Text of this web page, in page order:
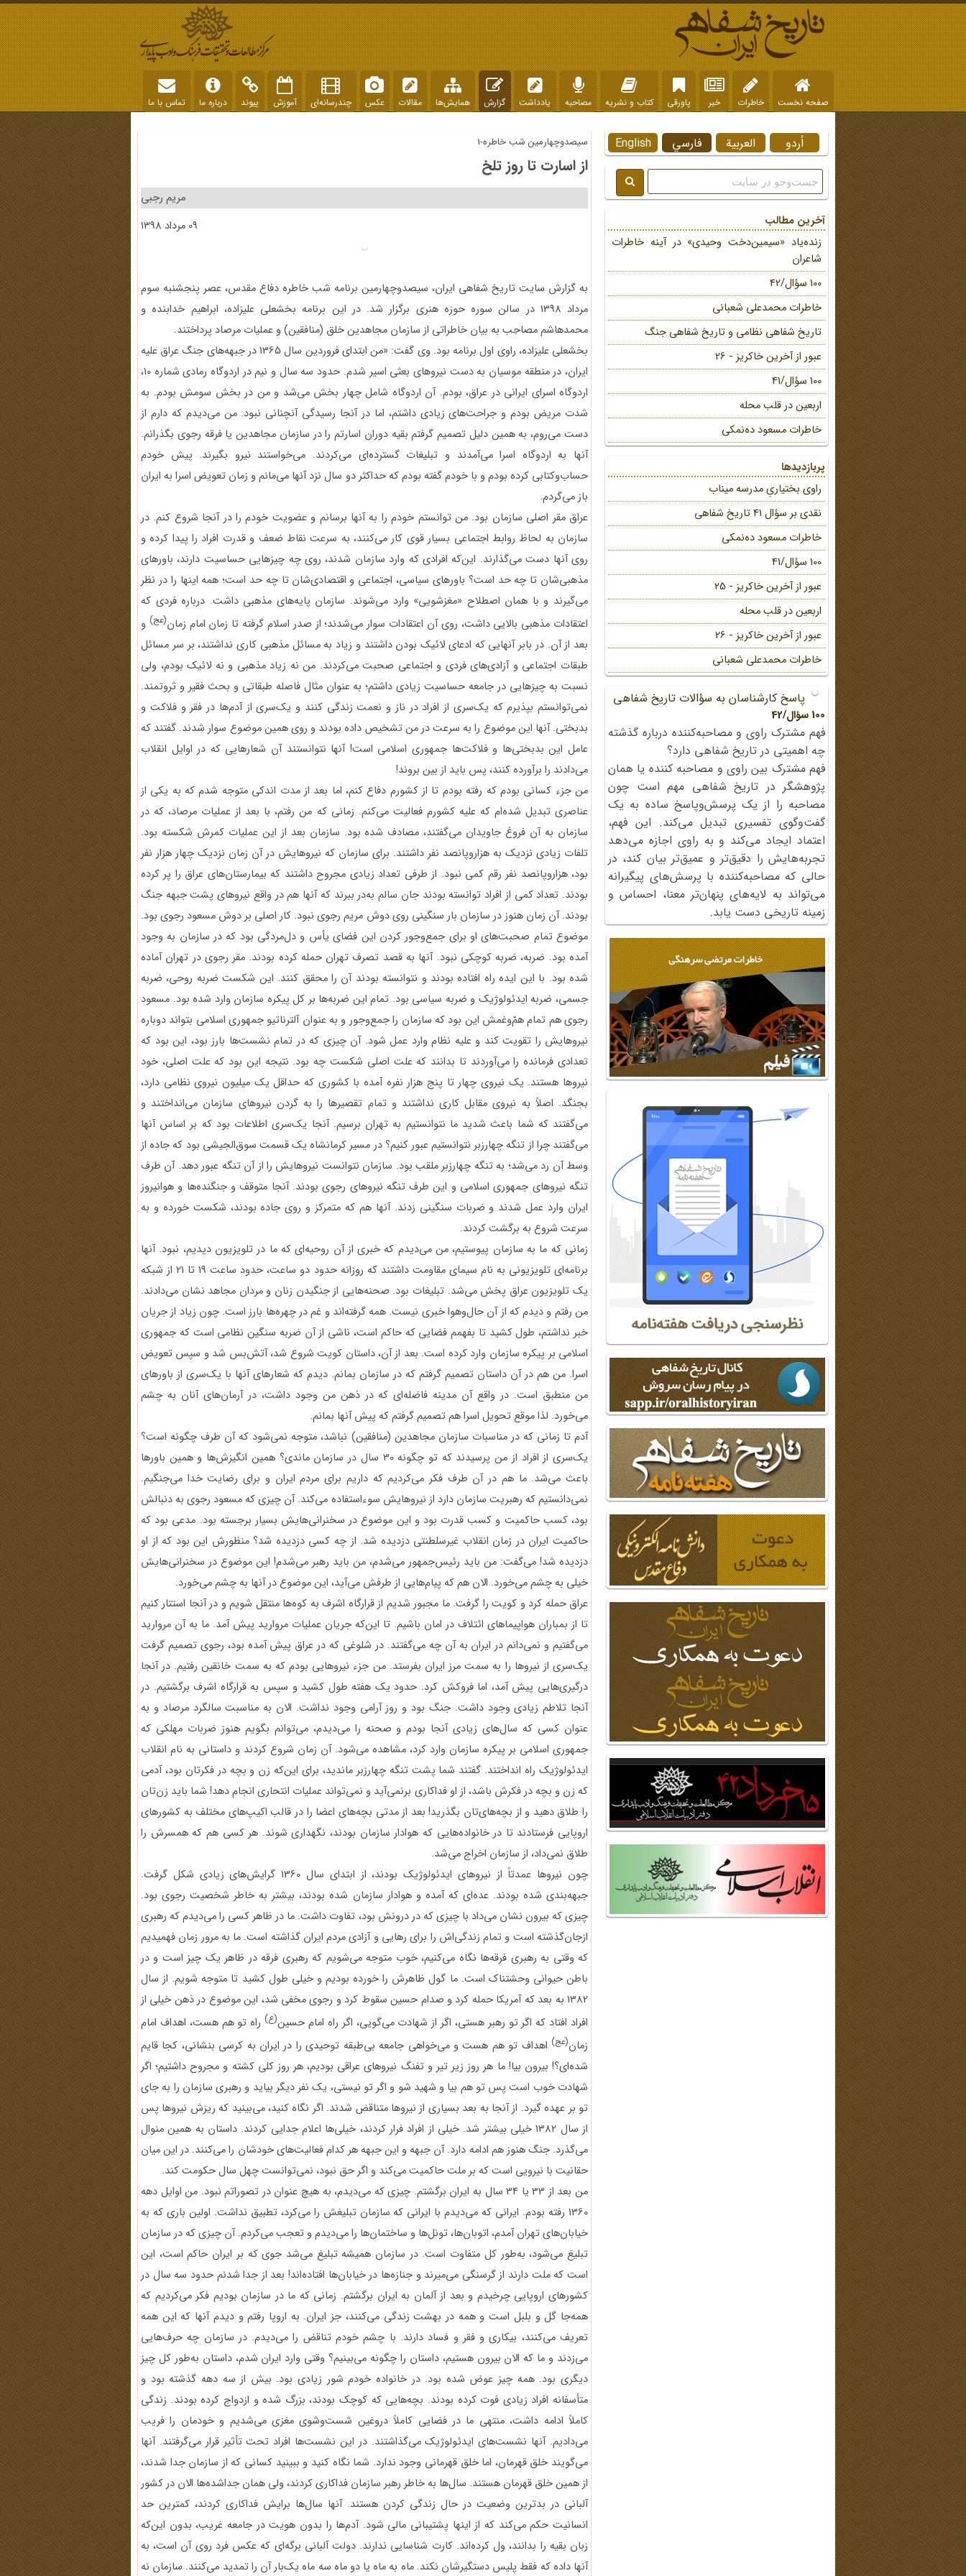
صفحه نخست خاطرات خبر پاورقی کتاب و نشریه مصاحبه یادداشت گزارش همایش‌ها مقالات عکس چندرسانه‌ای آموزش پیوند درباره ما تماس با ما
سیصدوچهارمین شب خاطره-1
از اسارت تا روز تلخ
مریم رجبی
09 مرداد 1398
به گزارش سایت تاریخ شفاهی ایران، سیصدوچهارمین برنامه شب خاطره دفاع مقدس، عصر پنجشنبه سوم
مرداد 1398 در سالن سوره حوزه هنری برگزار شد. در این برنامه بخشعلی علیزاده، ابراهیم خدابنده و
محمدهاشم مصاحِب به بیان خاطراتی از سازمان مجاهدین خلق (منافقین) و عملیات مرصاد پرداختند.
بخشعلی علیزاده، راوی اول برنامه بود. وی گفت: «من ابتدای فروردین سال 1365 در جبهه‌های جنگ عراق علیه
ایران، در منطقه موسیان به دست نیروهای بعثی اسیر شدم. حدود سه‌ سال ‌و نیم در اردوگاه رمادی شماره 10،
اردوگاه اسرای ایرانی در عراق، بودم. آن اردوگاه شامل چهار بخش می‌شد و من در بخش سومش بودم. به
شدت مریض بودم و جراحت‌های زیادی داشتم، اما در آنجا رسیدگی آنچنانی نبود. من می‌دیدم که دارم از
دست می‌روم، به همین دلیل تصمیم گرفتم بقیه دوران اسارتم را در سازمان مجاهدین یا فرقه رجوی بگذرانم.
آنها به اردوگاه اسرا می‌آمدند و تبلیغات گسترده‌ای می‌کردند. می‌خواستند نیرو بگیرند. پیش خودم
حساب‌وکتابی کرده بودم و با خودم گفته بودم که حداکثر دو سال نزد آنها می‌مانم و زمان تعویض اسرا به ایران
باز می‌گردم.
عراق مقر اصلی سازمان بود. من توانستم خودم را به آنها برسانم و عضویت خودم را در آنجا شروع کنم. در
سازمان به لحاظ روابط اجتماعی بسیار قوی کار می‌کنند، به سرعت نقاط ضعف و قدرت افراد را پیدا کرده و
روی آنها دست می‌گذارند. این‌که افرادی که وارد سازمان شدند، روی چه چیزهایی حساسیت دارند، باورهای
مذهبی‌شان تا چه حد است؟ باورهای سیاسی، اجتماعی و اقتصادی‌شان تا چه حد است؛ همه اینها را در نظر
می‌گیرند و با همان اصطلاح «مغزشویی» وارد می‌شوند. سازمان پایه‌های مذهبی داشت. درباره فردی که
اعتقادات مذهبی بالایی داشت، روی آن اعتقادات سوار می‌شدند؛ از صدر اسلام گرفته تا زمان امام زمان(عج) و
بعد از آن. در بابر آنهایی که ادعای لائیک بودن داشتند و زیاد به مسائل مذهبی کاری نداشتند، بر سر مسائل
طبقات اجتماعی و آزادی‌های فردی و اجتماعی صحبت می‌کردند. من نه زیاد مذهبی و نه لائیک بودم، ولی
نسبت به چیزهایی در جامعه حساسیت زیادی داشتم؛ به عنوان مثال فاصله طبقاتی و بحث فقیر و ثروتمند.
نمی‌توانستم بپذیرم که یک‌سری از افراد در ناز و نعمت زندگی کنند و یک‌سری از آدم‌ها در فقر و فلاکت و
بدبختی. آنها این موضوع را به سرعت در من تشخیص داده بودند و روی همین موضوع سوار شدند. گفتند که
عامل این بدبختی‌ها و فلاکت‌ها جمهوری اسلامی است! آنها نتوانستند آن شعارهایی که در اوایل انقلاب
می‌دادند را برآورده کنند، پس باید از بین بروند!
من جزء کسانی بودم که رفته بودم تا از کشورم دفاع کنم، اما بعد از مدت اندکی متوجه شدم که به یکی از
عناصری تبدیل شده‌ام که علیه کشورم فعالیت می‌کنم. زمانی که من رفتم، با بعد از عملیات مرصاد، که در
سازمان به آن فروغ جاویدان می‌گفتند، مصادف شده بود. سازمان بعد از این عملیات کمرش شکسته بود.
تلفات زیادی نزدیک به هزاروپانصد نفر داشتند. برای سازمان که نیروهایش در آن زمان نزدیک چهار هزار نفر
بود، هزاروپانصد نفر رقم کمی نبود. از طرفی تعداد زیادی مجروح داشتند که بیمارستان‌های عراق را پر کرده
بودند. تعداد کمی از افراد توانسته بودند جان سالم به‌در ببرند که آنها هم در واقع نیروهای پشت جبهه جنگ
بودند. آن زمان هنوز در سازمان بار سنگینی روی دوش مریم رجوی نبود. کار اصلی بر دوش مسعود رجوی بود.
موضوع تمام صحبت‌های او برای جمع‌وجور کردن این فضای یأس و دل‌مردگی بود که در سازمان به وجود
آمده بود. ضربه، ضربه کوچکی نبود. آنها به قصد تصرف تهران حمله کرده بودند. مقر رجوی در تهران آماده
شده بود. با این ایده راه افتاده بودند و نتوانسته بودند آن را محقق کنند. این شکست ضربه روحی، ضربه
جسمی، ضربه ایدئولوژیک و ضربه سیاسی بود. تمام این ضربه‌ها بر کل پیکره سازمان وارد شده بود. مسعود
رجوی هم تمام همّ‌وغمش این بود که سازمان را جمع‌وجور و به عنوان آلترناتیو جمهوری اسلامی بتواند دوباره
نیروهایش را تقویت کند و علیه نظام وارد عمل شود. آن چیزی که در تمام نشست‌ها بارز بود، این بود که
تعدادی فرمانده را می‌آوردند تا بدانند که علت اصلی شکست چه بود. نتیجه این بود که علت اصلی، خود
نیرو‌ها هستند. یک نیروی چهار تا پنج هزار نفره آمده با کشوری که حداقل یک میلیون نیروی نظامی دارد،
بجنگد. اصلاً به نیروی مقابل کاری نداشتند و تمام تقصیرها را به گردن نیروهای سازمان می‌انداختند و
می‌گفتند که شما باعث شدید ما نتوانستیم به تهران برسیم. آنجا یک‌سری اطلاعات بود که بر اساس آنها
می‌گفتند چرا از تنگه چهارزبر نتوانستیم عبور کنیم؟ در مسیر کرمانشاه یک قسمت سوق‌الجیشی بود که جاده از
وسط آن رد می‌شد؛ به تنگه چهارزبر ملقب بود. سازمان نتوانست نیروهایش را از آن تنگه عبور دهد. آن طرف
تنگه نیروهای جمهوری اسلامی و این طرف تنگه نیروهای رجوی بودند. آنجا متوقف و جنگنده‌ها و هوانیروز
ایران وارد عمل شدند و ضربات سنگینی زدند. آنها هم که متمرکز و روی جاده بودند، شکست خورده و به
سرعت شروع به برگشت کردند.
زمانی که ما به سازمان پیوستیم، من می‌دیدم که خبری از آن روحیه‌ای که ما در تلویزیون دیدیم، نبود. آنها
برنامه‌ای تلویزیونی به نام سیمای مقاومت داشتند که روزانه حدود دو ساعت، حدود ساعت 19 تا 21 از شبکه
یک تلویزیون عراق پخش می‌شد. تبلیغات بود. صحنه‌هایی از جنگیدن زنان و مردان مجاهد نشان می‌دادند.
من رفتم و دیدم که از آن حال‌وهوا خبری نیست. همه گرفته‌اند و غم در چهره‌ها بارز است. چون زیاد از جریان
خبر نداشتم، طول کشید تا بفهمم فضایی که حاکم است، ناشی از آن ضربه سنگین نظامی است که جمهوری
اسلامی بر پیکره سازمان وارد کرده است. بعد از آن، داستان کویت شروع شد، آتش‌بس شد و سپس تعویض
اسرا. من هم در آن داستان تصمیم گرفتم که در سازمان بمانم. دیدم که شعارهای آنها با یک‌سری از باورهای
من منطبق است. در واقع آن مدینه فاضله‌ای که در ذهن من وجود داشت، در آرمان‌های آنان به چشم
می‌خورد. لذا موقع تحویل اسرا هم تصمیم گرفتم که پیش آنها بمانم.
آدم تا زمانی که در مناسبات سازمان مجاهدین (منافقین) نباشد، متوجه نمی‌شود که آن طرف چگونه است؟
یک‌سری از افراد از من پرسیدند که تو چگونه 30 سال در سازمان ماندی؟ همین انگیزش‌ها و همین باورها
باعث می‌شد. ما هم در آن طرف فکر می‌کردیم که داریم برای مردم ایران و برای رضایت خدا می‌جنگیم.
نمی‌‎دانستیم که رهبریت سازمان دارد از نیروهایش سوءاستفاده می‌کند. آن چیزی که مسعود رجوی به دنبالش
بود، کسب حاکمیت و کسب قدرت بود و این موضوع در سخنرانی‌هایش بسیار برجسته بود. مدعی بود که
حاکمیت ایران در زمان انقلاب غیرسلطنتی دزدیده شد. از چه کسی دزدیده شد؟ منظورش این بود که از او
دزدیده شد! می‌گفت: من باید رئیس‌جمهور می‌شدم، من باید رهبر می‌شدم! این موضوع در سخنرانی‌هایش
خیلی به چشم می‌خورد. الان هم که پیام‌هایی از طرفش می‌آید، این موضوع در آنها به چشم می‌خورد.
عراق حمله کرد و کویت را گرفت. ما مجبور شدیم از قرارگاه اشرف به کوه‌ها منتقل شویم و در آنجا استتار کنیم
تا از بمباران هواپیماهای ائتلاف در امان باشیم. تا این‌که جریان عملیات مروارید پیش آمد. ما به آن مروارید
می‌گفتیم و نمی‌دانم در ایران به آن چه می‌گفتند. در شلوغی که در عراق پیش آمده بود، رجوی تصمیم گرفت
یک‌سری از نیروها را به سمت مرز ایران بفرستد. من جزء نیروهایی بودم که به سمت خانقین رفتیم. در آنجا
درگیری‌هایی پیش آمد، اما فروکش کرد. حدود یک هفته طول کشید و سپس به قرارگاه اشرف برگشتیم. در
آنجا تلاطم زیادی وجود داشت. جنگ بود و روز آرامی وجود نداشت. الان به مناسبت سالگرد مرصاد و به
عنوان کسی که سال‌های زیادی آنجا بودم و صحنه را می‌دیدم، می‌توانم بگویم هنوز ضربات مهلکی که
جمهوری اسلامی بر پیکره سازمان وارد کرد، مشاهده می‌شود. آن زمان شروع کردند و داستانی به نام انقلاب
ایدئولوژیک راه انداختند. گفتند شما پشت تنگه چهارزبر ماندید، برای این‌که زن و بچه در فکرتان بود، آدمی
که زن و بچه در فکرش باشد، از او فداکاری برنمی‌آید و نمی‌تواند عملیات انتحاری انجام دهد! شما باید زن‌تان
را طلاق دهید و از بچه‌های‌تان بگذرید! بعد از مدتی بچه‌های اعضا را در قالب اکیپ‌های مختلف به کشورهای
اروپایی فرستادند تا در خانواده‌هایی که هوادار سازمان بودند، نگهداری شوند. هر کسی هم که همسرش را
طلاق نمی‌داد، از سازمان اخراج می‌شد.
چون نیروها عمدتاً از نیروهای ایدئولوژیک بودند، از ابتدای سال 1360 گرایش‌های زیادی شکل گرفت.
جبهه‌بندی شده بودند. عده‌ای که آمده و هوادار سازمان شده بودند، بیشتر به خاطر شخصیت رجوی بود.
چیزی که بیرون نشان می‌داد با چیزی که در درونش بود، تفاوت داشت. ما در ظاهر کسی را می‌دیدم که رهبری
ازجان‌گذشته است و تمام زندگی‌اش را برای رهایی و آزادی مردم ایران گذاشته است. ما به مرور زمان فهمیدیم
که وقتی به رهبری فرقه‌ها نگاه می‌کنیم، خوب متوجه می‌شویم که رهبری فرقه در ظاهر یک چیز است و در
باطن حیوانی وحشتناک است. ما گول ظاهرش را خورده بودیم و خیلی طول کشید تا متوجه شویم. از سال
1382 به بعد که آمریکا حمله کرد و صدام حسین سقوط کرد و رجوی مخفی شد، این موضوع در ذهن خیلی از
افراد افتاد که اگر تو رهبر هستی، اگر از شهادت می‌گویی، اگر راه امام حسین(ع) راه تو هم هست، اهداف امام
زمان(عج) اهداف تو هم هست و می‌خواهی جامعه بی‌طبقه توحیدی را در ایران به کرسی بنشانی، کجا قایم
شده‌ای؟! بیرون بیا! ما هر روز زیر تیر و تفنگ نیروهای عراقی بودیم، هر روز کلی کشته و مجروح داشتیم؛ اگر
شهادت خوب است پس تو هم بیا و شهید شو و اگر تو نیستی، یک نفر دیگر بیاید و رهبری سازمان را به جای
تو بر عهده ‌گیرد. از آنجا به بعد بسیاری از نیروها متناقض شدند. اگر نگاه کنید، می‌بینید که ریزش نیروها پس
از سال 1382 خیلی بیشتر شد. خیلی از افراد فرار کردند، خیلی‌ها اعلام جدایی کردند. داستان به همین منوال
می‌گذرد. جنگ هنوز هم ادامه دارد. آن جبهه و این جبهه هر کدام فعالیت‌های خودشان را می‌کنند. در این میان
حقانیت با نیرویی است که بر ملت حاکمیت می‌کند و اگر حق نبود، نمی‌توانست چهل سال حکومت کند.
من بعد از 33 یا 34 سال به ایران برگشتم. چیزی که می‌دیدم، به هیچ عنوان در تصوراتم نبود. من اوایل دهه
1360 رفته بودم. ایرانی که می‌دیدم با ایرانی که سازمان تبلیغش را می‌کرد، تطبیق نداشت. اولین باری که به
خیابان‌های تهران آمدم، اتوبان‌ها، تونل‌ها و ساختمان‌ها را می‌دیدم و تعجب می‌کردم. آن چیزی که در سازمان
تبلیغ می‌شود، به‌طور کل متفاوت است. در سازمان همیشه تبلیغ می‌شد جوی که بر ایران حاکم است، این
است که ملت دارند از گرسنگی می‌میرند و جنازه‌ها در خیابان‌ها افتاده‌اند! بعد از جدا شدنم حدود سه سال در
کشورهای اروپایی چرخیدم و بعد از آلمان به ایران برگشتم. زمانی که ما در سازمان بودیم فکر می‌کردیم که
همه‌جا گل و بلبل است و همه در بهشت زندگی می‌کنند، جز ایران. به اروپا رفتم و دیدم آنها که این همه
تعریف می‌کنند، بیکاری و فقر و فساد دارند. با چشم خودم تناقض را می‌دیدم. در سازمان چه حرف‌‌هایی
می‌زدند و ما که الان بیرون هستیم، داستان را چگونه می‌بینیم؟ وقتی وارد ایران شدم، داستان به‌طور کل چیز
دیگری بود. همه چیز عوض شده بود. در خانواده خودم شور زیادی بود. بیش از سه دهه گذشته بود و
متأسفانه افراد زیادی فوت کرده بودند. بچه‌هایی که کوچک بودند، بزرگ شده و ازدواج کرده بودند. زندگی
کاملاً ادامه داشت، منتهی ما در فضایی کاملاً دروغین شست‌وشوی مغزی می‌شدیم و خودمان را فریب
می‌دادیم. آنها نشست‌های ایدئولوژیک می‌گذاشتند. در این نشست‌ها افراد تحت تأثیر قرار می‌گرفتند. آنها
می‌گویند خلق قهرمان، اما خلق قهرمانی وجود ندارد. شما نگاه کنید و ببینید کسانی که از سازمان جدا شدند،
از همین خلق قهرمان هستند. سال‌ها به خاطر رهبر سازمان فداکاری کردند، ولی همان جداشده‌ها الان در کشور
آلبانی در بدترین وضعیت در حال زندگی کردن هستند. آنها سال‌ها برایش فداکاری کردند، کمترین حد
انسانیت حکم می‌کند که از اینها پشتیبانی مالی شود. آدم‌ها را بدون هویت در جامعه غریب، بدون این‌که
زبان بقیه را بدانند، ول کرده‌اند. کارت شناسایی ندارند. دولت آلبانی برگه‌ای که عکس فرد روی آن است، به
آنها داده که فقط پلیس دستگیرشان نکند. ماه به ماه یا دو ماه سه ماه یک‌‌بار آن را تمدید می‌کنند. سازمان نه
English فارسي العربية اُردو
آخرین مطالب
زنده‌یاد «سیمین‌دخت وحیدی» در آینه خاطرات
شاعران
100 سؤال/42
خاطرات محمد‌علی شعبانی
تاریخ شفاهی نظامی و تاریخ شفاهی جنگ
عبور از آخرین خاکریز - 26
100 سؤال/41
اربعین در قلب محله
خاطرات مسعود ده‌نمکی
پربازدیدها
راوی بختیاریِ مدرسه میناب
نقدی بر سؤال 41 تاریخ شفاهی
خاطرات مسعود ده‌نمکی
100 سؤال/41
عبور از آخرین خاکریز - 25
اربعین در قلب محله
عبور از آخرین خاکریز - 26
خاطرات محمد‌علی شعبانی
پاسخ کارشناسان به سؤالات تاریخ شفاهی
100 سؤال/42
فهم مشترک راوی و مصاحبه‌کننده درباره گذشته
چه اهمیتی در تاریخ شفاهی دارد؟
فهم مشترک بین راوی و مصاحبه کننده یا همان
پژوهشگر در تاریخ شفاهی مهم است چون
مصاحبه را از یک پرسش‌وپاسخ ساده به یک
گفت‌وگوی تفسیری تبدیل می‌کند. این فهم،
اعتماد ایجاد می‌کند و به راوی اجازه می‌دهد
تجربه‌هایش را دقیق‌تر و عمیق‌تر بیان کند، در
حالی که مصاحبه‌کننده با پرسش‌های پیگیرانه
می‌تواند به لایه‌های پنهان‌تر معنا، احساس و
زمینه تاریخی دست یابد.